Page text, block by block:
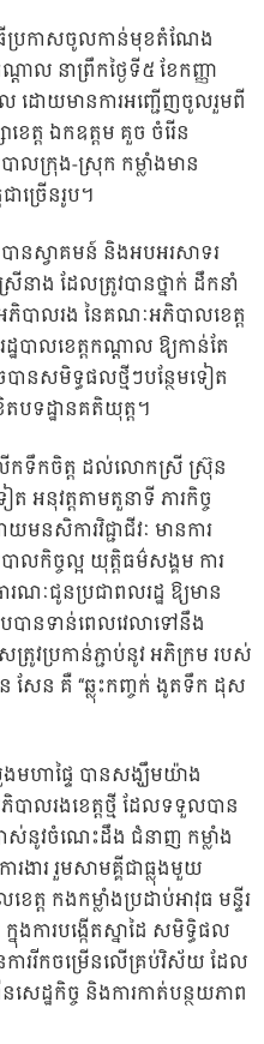
ធីប្រកាសចូលកាន់មុខតំណែង
ល នាព្រឹកថ្ងៃទី៥ ខែកញ្ញា
ល ដោយមានការអញ្ជើញចូលរួមពី
េត្ត ឯកឧត្តម គួច ចំរើន
លក្រុង-ស្រុក កម្លាំងមាន
ាច្រើនរូប។
បានស្វាគមន៍ និងអបអរសាទរ
ាង ដែលត្រូវបានថ្នាក់ ដឹកនាំ
ភិបាលរង នៃគណៈអភិបាលខេត្ត
បាលខេត្តកណ្តាល ឱ្យកាន់តែ
បានសមិទ្ធផលថ្មីៗបន្ថែមទៀត
ទដ្ឋានគតិយុត្ត។
ើកទឹកចិត្ត ដល់លោកស្រី ស្រ៊ុន
អនុវត្តតាមតួនាទី ភារកិច្ច
នសិការវិជ្ជាជីវៈ មានការ
លកិច្ចល្អ យុត្តិធម៌សង្គម ការ
រណៈជូនប្រជាពលរដ្ឋ ឱ្យមាន
បានទាន់ពេលវេលាទៅនឹង
រូវប្រកាន់ភ្ជាប់នូវ អភិក្រម របស់
សែន គឺ “ឆ្លុះកញ្ចក់ ងូតទឹក ដុស
ងមហាផ្ទៃ បានសង្ឃឹមយ៉ាង
ាលរងខេត្តថ្មី ដែលទទួលបាន
ាស់នូវចំណេះដឹង ជំនាញ កម្លាំង
រងារ រួមសាមគ្គីជាធ្លុងមួយ
ត្ត កងកម្លាំងប្រដាប់អាវុធ មន្ទីរ
នុងការបង្កើតស្នាដៃ សមិទ្ធិផល
ការរីកចម្រើនលើគ្រប់វិស័យ ដែល
េដ្ឋកិច្ច និងការកាត់បន្ថយភាព